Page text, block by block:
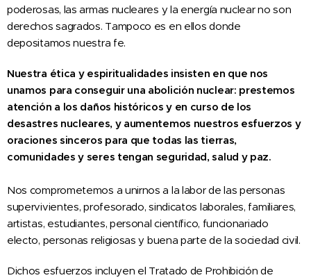
poderosas, las armas nucleares y la energía nuclear no son
derechos sagrados. Tampoco es en ellos donde
depositamos nuestra fe.
Nuestra ética y espiritualidades insisten en que nos
unamos para conseguir una abolición nuclear: prestemos
atención a los daños históricos y en curso de los
desastres nucleares, y aumentemos nuestros esfuerzos y
oraciones sinceros para que todas las tierras,
comunidades y seres tengan seguridad, salud y paz.
Nos comprometemos a unirnos a la labor de las personas
supervivientes, profesorado, sindicatos laborales, familiares,
artistas, estudiantes, personal científico, funcionariado
electo, personas religiosas y buena parte de la sociedad civil.
Dichos esfuerzos incluyen el Tratado de Prohibición de